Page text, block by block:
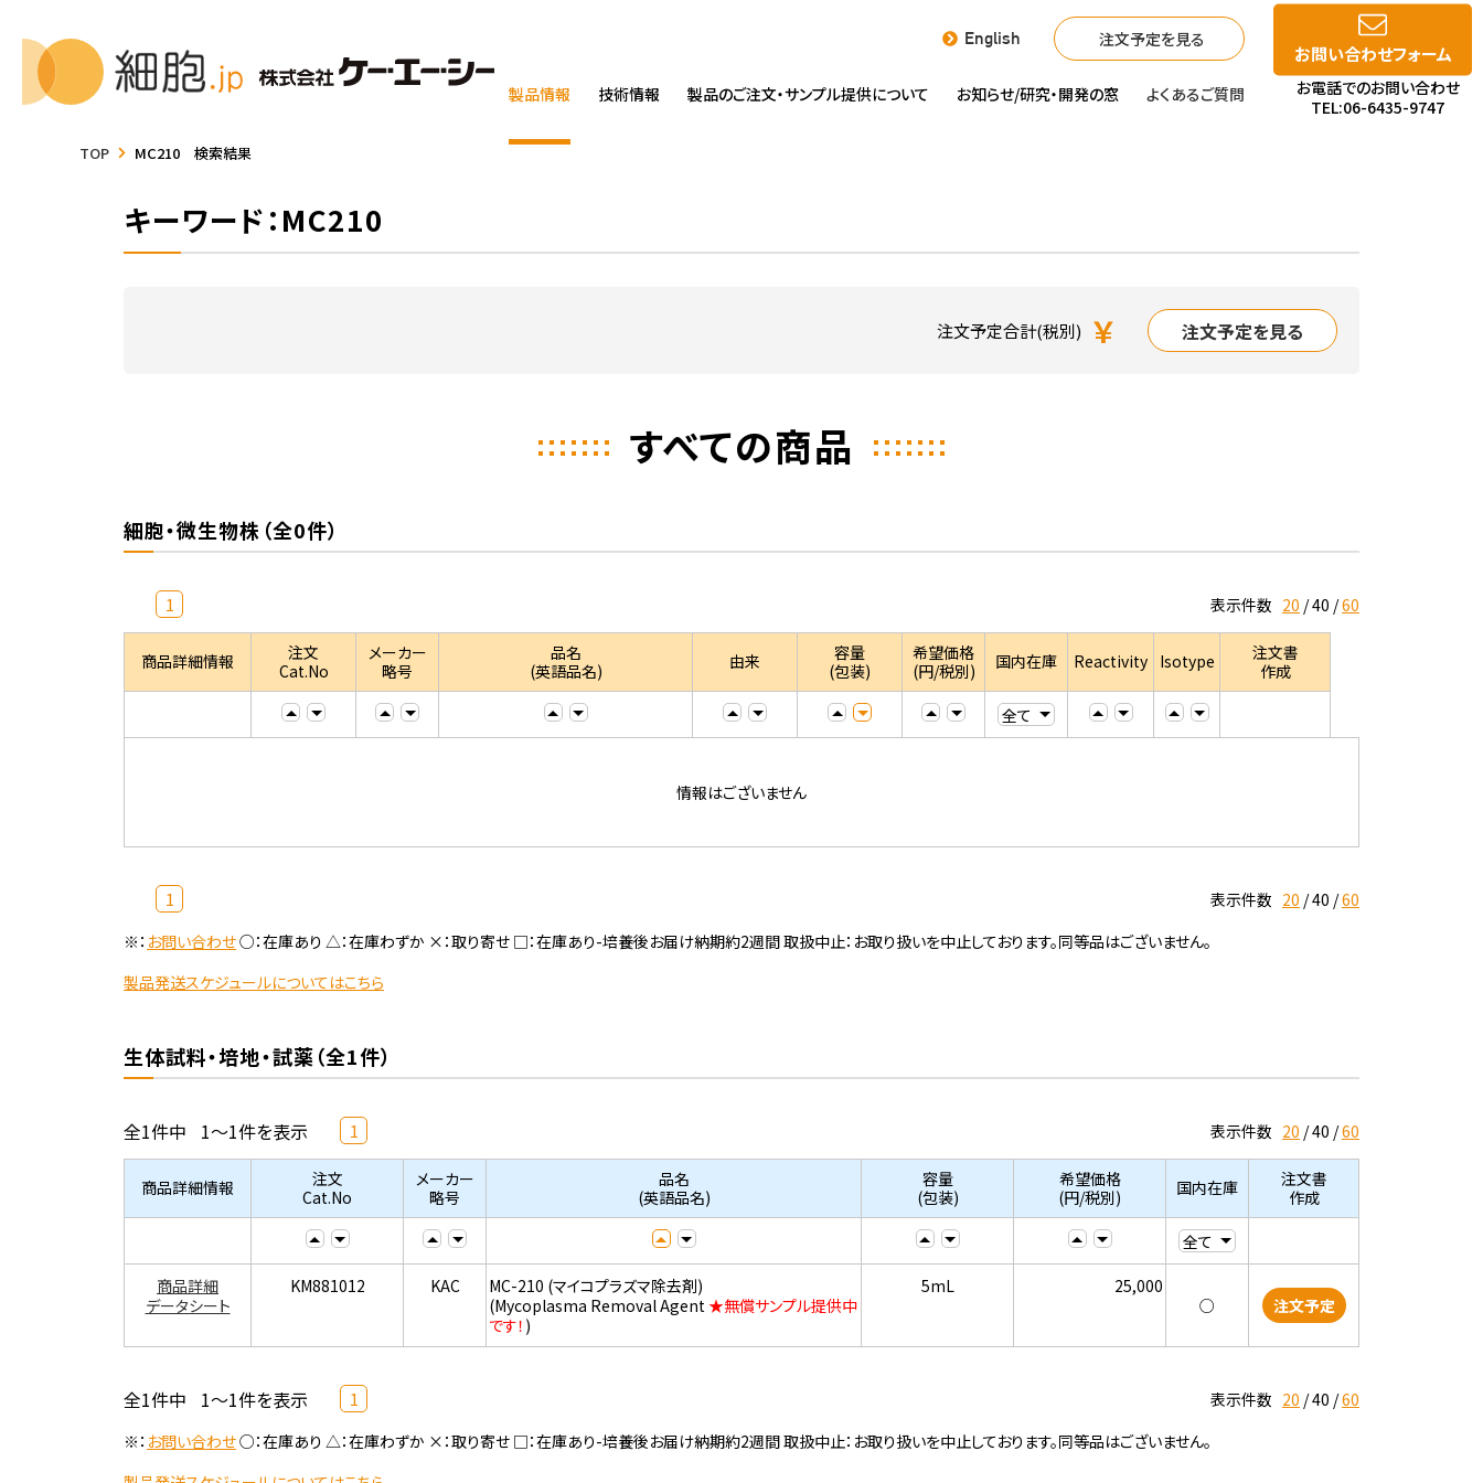
English 注文予定を見る
製品情報 技術情報 製品のご注文・サンプル提供について お知らせ/研究・開発の窓 よくあるご質問
お問い合わせフォーム
お電話でのお問い合わせ
TEL:06-6435-9747
TOP MC210 検索結果
キーワード：MC210
注文予定合計(税別) ￥ 注文予定を見る
すべての商品
細胞・微生物株（全0件）
1 表示件数 20 40 60
商品詳細情報
注文
Cat.No
メーカー
略号
品名
(英語品名)
由来
容量
(包装)
希望価格
(円/税別)
国内在庫 Reactivity Isotype
注文書
作成
情報はございません
1 表示件数 20 40 60
※： お問い合わせ○：在庫あり △：在庫わずか ×：取り寄せ □：在庫あり-培養後お届け納期約2週間 取扱中止：お取り扱いを中止しております。同等品はございません。
製品発送スケジュールについてはこちら
生体試料・培地・試薬（全1件）
全1件中 1～1件を表示 1 表示件数 20 40 60
商品詳細情報
注文
Cat.No
メーカー
略号
品名
(英語品名)
容量
(包装)
希望価格
(円/税別)
国内在庫
注文書
作成
商品詳細
データシート
KM881012 KAC
MC-210 (マイコプラズマ除去剤)
(Mycoplasma Removal Agent★無償サンプル提供中
です！ )
5mL
25,000
○
注文予定
全1件中 1～1件を表示 1 表示件数 20 40 60
※： お問い合わせ○：在庫あり △：在庫わずか ×：取り寄せ □：在庫あり-培養後お届け納期約2週間 取扱中止：お取り扱いを中止しております。同等品はございません。